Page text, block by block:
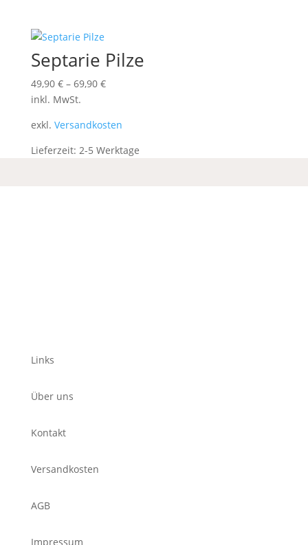
Septarie Pilze
49,90 €– 69,90 €
inkl. MwSt.
exkl. Versandkosten
Lieferzeit: 2-5 Werktage
Links
Über uns
Kontakt
Versandkosten
AGB
Impressum